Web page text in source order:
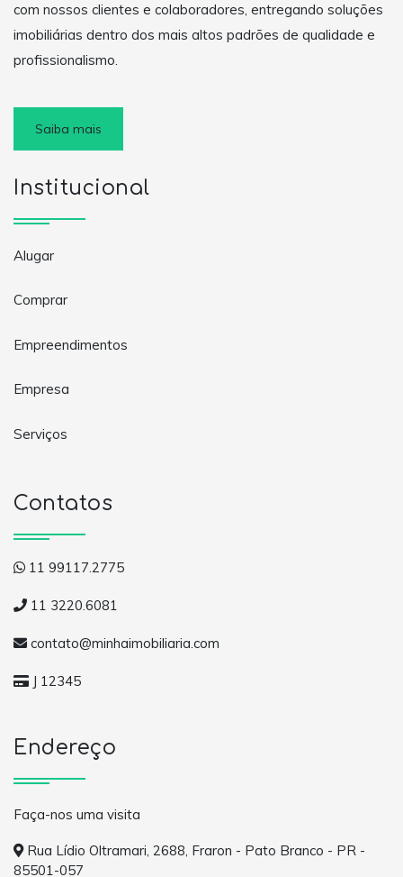
com nossos clientes e colaboradores, entregando soluções
imobiliárias dentro dos mais altos padrões de qualidade e
profissionalismo.
Saiba mais
Institucional
Alugar
Comprar
Empreendimentos
Empresa
Serviços
Contatos
11 99117.2775
11 3220.6081
contato@minhaimobiliaria.com
J 12345
Endereço
Faça-nos uma visita
Rua Lídio Oltramari, 2688, Fraron - Pato Branco - PR -
85501-057